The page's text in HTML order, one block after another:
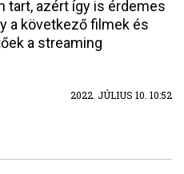
tart, azért így is érdemes
a következő filmek és
a streaming
2022. JÚLIUS 10. 10:52